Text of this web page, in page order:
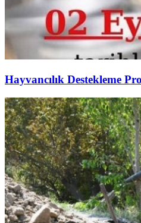
Hayvancılık Destekleme